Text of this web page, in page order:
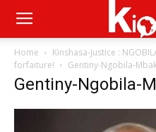
Home
Kinshasa-Justice :
forfaiture!
Gentiny-Ngobila-
Gentiny-Ngobila-